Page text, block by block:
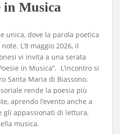
in Musica
unica, dove la parola poetica
L’8 maggio 2026, il
vi invita a una serata
in Musica”. L’incontro si
Santa Maria di Biassono.
rende la poesia più
aprendo l’evento anche a
gli appassionati di lettura,
musica.